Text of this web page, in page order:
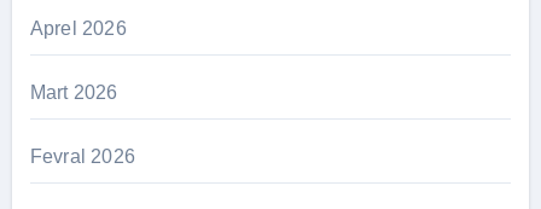
Aprel 2026
Mart 2026
Fevral 2026